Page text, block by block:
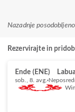
Nazadnje
Rezervirajte in
Ende (ENE)
sob., 8. avg.